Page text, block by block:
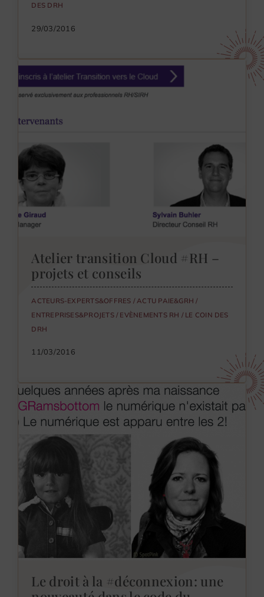
DES DRH
29/03/2016
Atelier transition Cloud #RH –
projets et conseils
ACTEURS-EXPERTS&OFFRES /ACTU PAIE&GRH /
ENTREPRISES&PROJETS/ EVÈNEMENTS RH / LE COIN DES
DRH
11/03/2016
Le droit à la #déconnexion: une